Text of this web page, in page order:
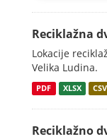
Reciklažna
Lokacije
Velika Ludina.
PDF XLSX CSV
Reciklažno